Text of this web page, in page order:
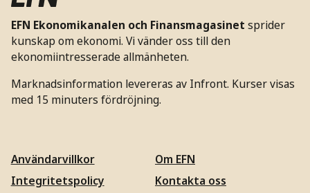
EFN Ekonomikanalen och Finansmagasinet sprider
kunskap om ekonomi. Vi vänder oss till den
ekonomiintresserade allmänheten.
Marknadsinformation levereras av Infront. Kurser visas
med 15 minuters fördröjning.
Användarvillkor
Integritetspolicy
Om EFN
Kontakta oss